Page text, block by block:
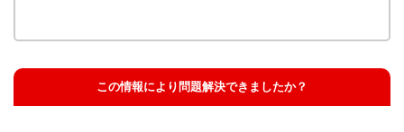
この情報により問題解決できましたか？